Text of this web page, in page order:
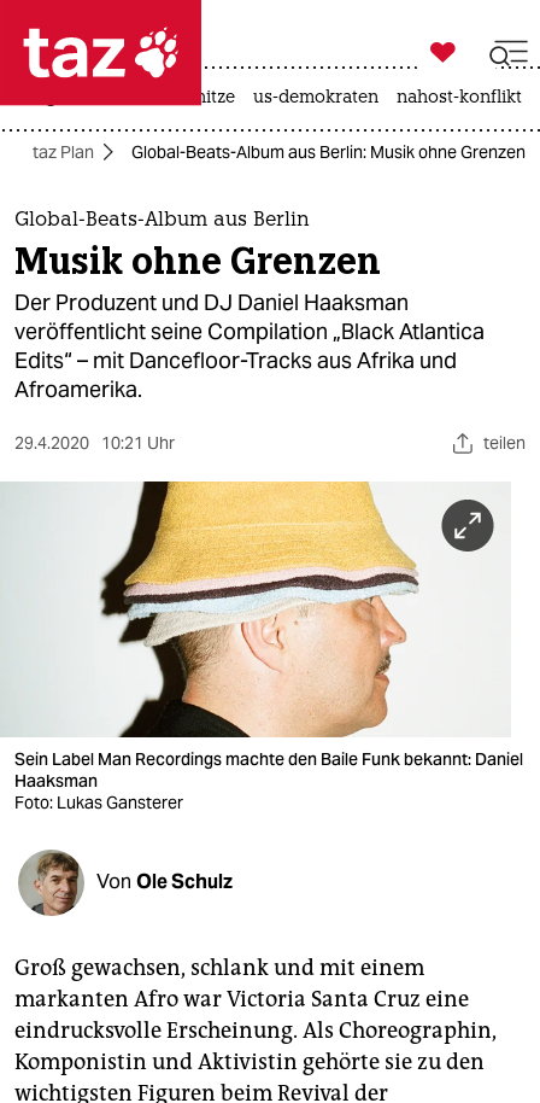
 taz zahl ich
taz zahl ich
themen
politik
öko
gesellschaft
kultur
sport
verlag
veranstaltungen
shop
fragen & hilfe
abo
genossenschaft
epaper login

taz zahl ich
hitze us-demokraten nahost-konflikt
taz Plan Global-Beats-Album aus Berlin: Musik ohne Grenzen
Global-Beats-Album aus Berlin
Musik ohne Grenzen
Der Produzent und DJ Daniel Haaksman
veröffentlicht seine Compilation „Black Atlantica
Edits“ – mit Dancefloor-Tracks aus Afrika und
Afroamerika.
29.4.2020 10:21 Uhr teilen
Sein Label Man Recordings machte den Baile Funk bekannt: Daniel
Haaksman
Foto: Lukas Gansterer
Von Ole Schulz
Groß gewachsen, schlank und mit einem
markanten Afro war Victoria Santa Cruz eine
eindrucksvolle Erscheinung. Als Choreographin,
Komponistin und Aktivistin gehörte sie zu den
wichtigsten Figuren beim Revival der